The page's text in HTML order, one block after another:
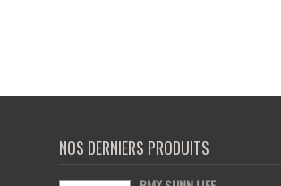
NOS DERNIERS PRODUITS